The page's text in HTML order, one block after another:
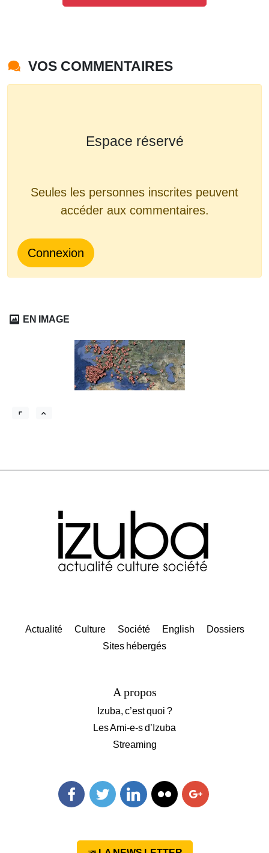
VOS COMMENTAIRES
Espace réservé
Seules les personnes inscrites peuvent
accéder aux commentaires.
Connexion
EN IMAGE
Actualité Culture Société English
Dossiers
Sites hébergés
A propos
Izuba, c’est quoi ?
Les Ami-e-s d’Izuba
Streaming